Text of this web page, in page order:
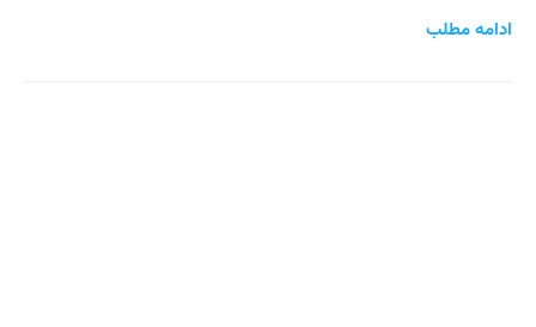
ادامه مطلب